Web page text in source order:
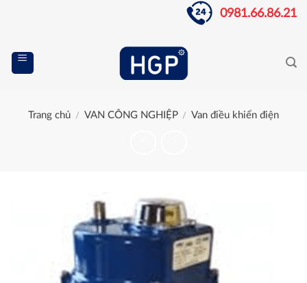
0981.66.86.21
Trang chủ / VAN CÔNG NGHIỆP / Van điều khiển điện